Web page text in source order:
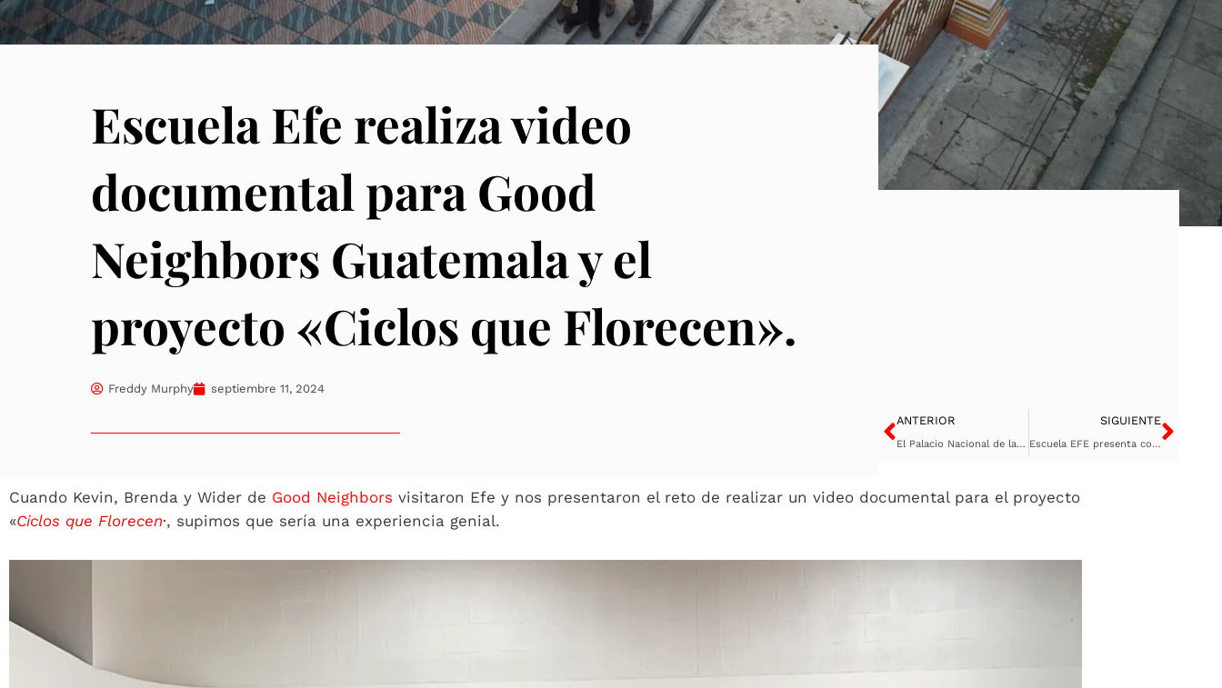
Escuela Efe realiza video
documental para Good
Neighbors Guatemala y el
proyecto «Ciclos que Florecen».
Freddy Murphy septiembre 11, 2024
Ant
ANTERIOR
El Palacio Nacional de la Cultura alberga la exposición fotográfica «Guatemala Atemporal»
SIGUIENTE
Escuela EFE presenta conferencia: «Los Artistas Secretos de la Segunda Guerra Mundial»
Cuando Kevin, Brenda y Wider de Good Neighbors visitaron Efe y nos presentaron el reto de realizar un video documental para el proyecto
«Ciclos que Florecen·, supimos que sería una experiencia genial.